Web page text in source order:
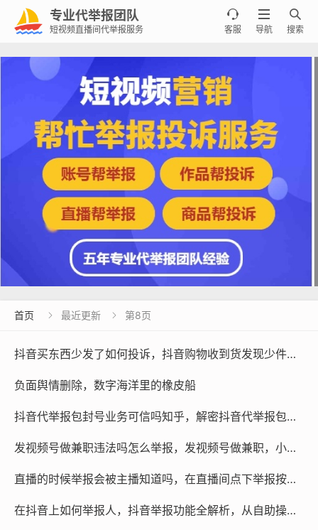
专业代举报团队
短视频直播间代举报服务

搜索

导航

客服
首页  最近更新  第8页
抖音买东西少发了如何投诉，抖音购物收到货发现少件？别慌，三步教你拿回退款，附隐藏维权通道
负面舆情删除，数字海洋里的橡皮船
抖音代举报包封号业务可信吗知乎，解密抖音代举报包封号业务，是灰色地带的捷径还是深不见底的陷阱？
发视频号做兼职违法吗怎么举报，发视频号做兼职，小心掉入违法陷阱！教你如何识别与举报
直播的时候举报会被主播知道吗，在直播间点下举报按钮，屏幕那头的主播真的能看见你的身份吗？
在抖音上如何举报人，抖音举报功能全解析，从自助操作到专业维权，这些要点你必须知道